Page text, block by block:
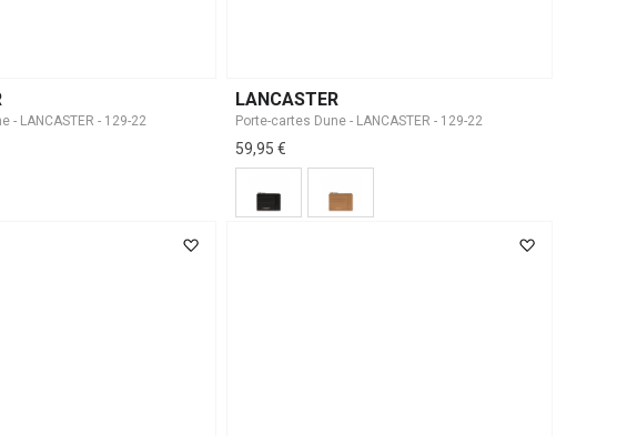
- LANCASTER - 129-22
LANCASTER
Porte-cartes Dune - LANCASTER - 129-22
59,95 €